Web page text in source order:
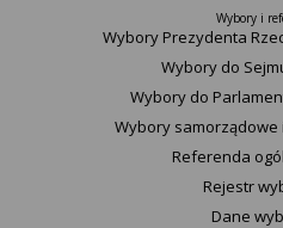
Wybory i
Wybory Prezydenta
Wybory do
Wybory do
Wybory
Referenda
Rejestr
Dane